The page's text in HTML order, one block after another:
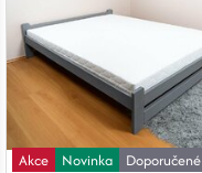
Akce Novinka
Doporučené